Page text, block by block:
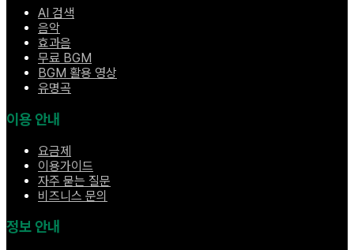
AI 검색
음악
효과음
무료 BGM
BGM 활용 영상
유명곡
이용 안내
요금제
이용가이드
자주 묻는 질문
비즈니스 문의
정보 안내